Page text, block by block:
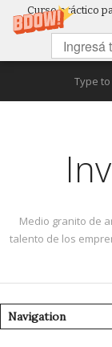
Curso práctico
Medio granito de
talento de los